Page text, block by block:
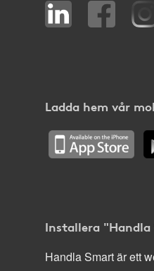
Ladda hem vår
Installera
Handla Smart är ett